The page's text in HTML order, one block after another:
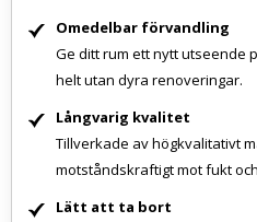
Omedelbar förvandling
Ge ditt rum ett nytt utseende
helt utan dyra renoveringar.
Långvarig kvalitet
Tillverkade av högkvalitativt
motståndskraftigt mot fukt
Lätt att ta bort